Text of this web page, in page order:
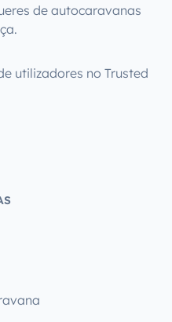
de autocaravanas
utilizadores no Trusted